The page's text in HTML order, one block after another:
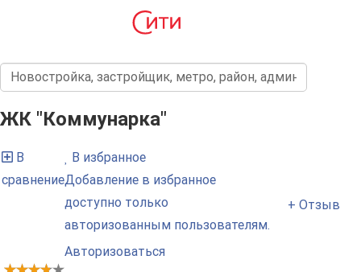
ЖК "Коммунарка"
В
сравнение
В избранное
Добавление в избранное
доступно только
авторизованным пользователям.
Авторизоваться
+ Отзыв